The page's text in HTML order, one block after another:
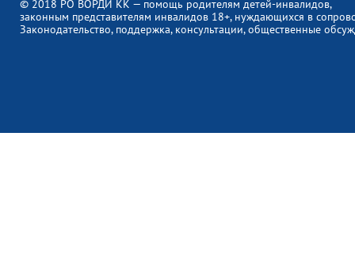
© 2018 РО ВОРДИ КК — помощь родителям детей-инвалидов,
законным представителям инвалидов 18+, нуждающихся в
Законодательство, поддержка, консультации, общественные